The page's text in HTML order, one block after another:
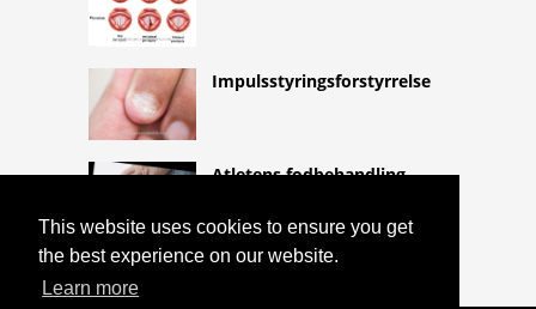
This website uses cookies to ensure you get
the best experience on our website.
Learn more
Impulsstyringsforstyrrelse
Atletens fodbehandling